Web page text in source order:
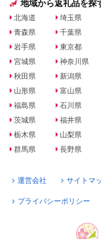
地域から返礼品を探
北海道
青森県
岩手県
宮城県
秋田県
山形県
福島県
茨城県
栃木県
群馬県
埼玉県
千葉県
東京都
神奈川県
新潟県
富山県
石川県
福井県
山梨県
長野県
運営会社 サイトマ
プライバシーポリシー